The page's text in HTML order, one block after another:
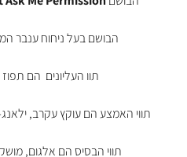
הבושם בעל ניחוח ענבר
תוו העליונים הם תפוז
תווי האמצע הם עוקץ עקרב,
תווי הבסיס הם אלגום,